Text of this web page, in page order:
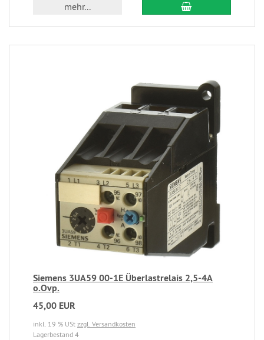
mehr...
Siemens 3UA59 00-1E Überlastrelais 2,5-4A
o.Ovp.
45,00 EUR
inkl. 19 % USt zzgl. Versandkosten
Lagerbestand 4